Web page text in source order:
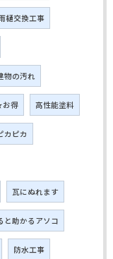
樋交換工事
物の汚れ
お得 高性能塗料
カピカ
瓦にぬれます
と助かるアソコ
防水工事